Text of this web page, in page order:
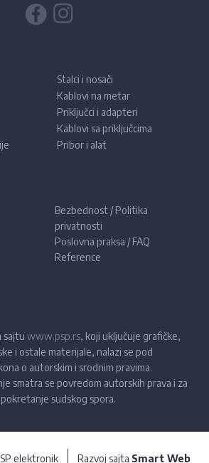
Stalci i nosači
Kablovi na metar
Priključci i adapteri
Kablovi sa priključcima
Pribor i alat
Bezbednost / Politika
privatnosti
Poslovna praksa / FAQ
Reference
sajtu www.psp.rs, koji uključuje grafičke,
i ostale materijale, nalazi se pod
o autorskim i srodnim pravima.
smatra se povredom autorskih prava i za
sudskog spora.
elektronik Razvoj sajta Smart Web